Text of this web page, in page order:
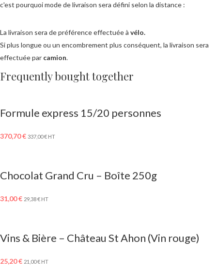
c'est pourquoi mode de livraison sera défini selon la distance :
La livraison sera de préférence effectuée à vélo.
Si plus longue ou un encombrement plus conséquent, la livraison sera
effectuée par camion.
Frequently bought together
Formule express 15/20 personnes
370,70€ 337,00€ HT
Chocolat Grand Cru – Boîte 250g
31,00€ 29,38€ HT
Vins & Bière – Château St Ahon (Vin rouge)
25,20€ 21,00€ HT